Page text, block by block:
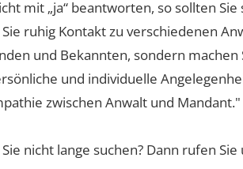
mit „ja“ beantworten, so sollten
ruhig Kontakt zu verschiedenen
und Bekannten, sondern machen
und individuelle
zwischen Anwalt und Mandant."
nicht lange suchen? Dann rufen